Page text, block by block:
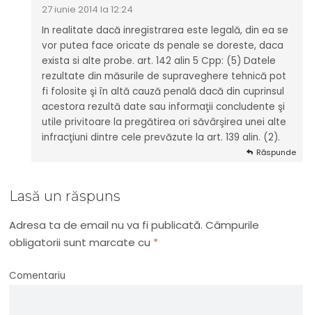
27 iunie 2014 la 12:24
In realitate dacă inregistrarea este legală, din ea se
vor putea face oricate ds penale se doreste, daca
exista si alte probe. art. 142 alin 5 Cpp: (5) Datele
rezultate din măsurile de supraveghere tehnică pot
fi folosite şi în altă cauză penală dacă din cuprinsul
acestora rezultă date sau informaţii concludente şi
utile privitoare la pregătirea ori săvârşirea unei alte
infracţiuni dintre cele prevăzute la art. 139 alin. (2).
Răspunde
Lasă un răspuns
Adresa ta de email nu va fi publicată. Câmpurile
obligatorii sunt marcate cu *
Comentariu